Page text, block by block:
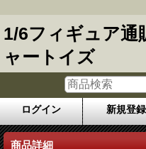
1/6フィギュア通
ャートイズ
ログイン 新規登
商品詳細